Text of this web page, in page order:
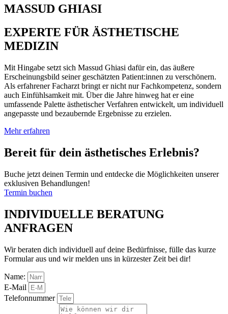
MASSUD GHIASI
EXPERTE FÜR ÄSTHETISCHE
MEDIZIN
Mit Hingabe setzt sich Massud Ghiasi dafür ein, das äußere
Erscheinungsbild seiner geschätzten Patient:innen zu verschönern.
Als erfahrener Facharzt bringt er nicht nur Fachkompetenz, sondern
auch Einfühlsamkeit mit. Über die Jahre hinweg hat er eine
umfassende Palette ästhetischer Verfahren entwickelt, um individuell
angepasste und bezaubernde Ergebnisse zu erzielen.
Mehr erfahren
Bereit für dein ästhetisches Erlebnis?
Buche jetzt deinen Termin und entdecke die Möglichkeiten unserer
exklusiven Behandlungen!
Termin buchen
INDIVIDUELLE BERATUNG
ANFRAGEN
Wir beraten dich individuell auf deine Bedürfnisse, fülle das kurze
Formular aus und wir melden uns in kürzester Zeit bei dir!
Name:
E-Mail
Telefonnummer